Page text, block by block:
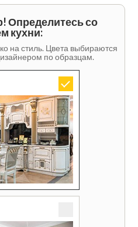
Определитесь со
кухни:
на стиль. Цвета выбираются
по образцам.